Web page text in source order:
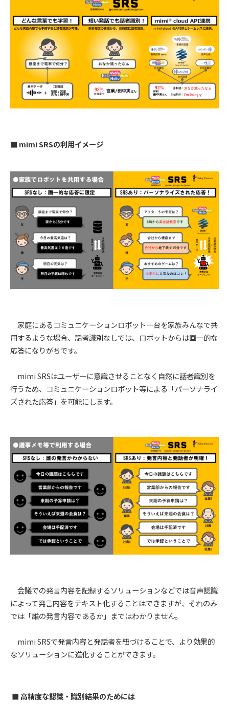
■ mimi SRSの利用イメージ
家庭にあるコミュニケーションロボット一台を家族みんなで共
用するような場合、話者識別なしでは、ロボットからは画一的な
応答になりがちです。
mimi SRSはユーザーに意識させることなく自然に話者識別を
行うため、コミュニケーションロボット等による「パーソナライ
ズされた応答」を可能にします。
会議での発言内容を記録するソリューションなどでは音声認識
によって発言内容をテキスト化することはできますが、それのみ
では「誰の発言内容であるか」まではわかりません。
mimi SRSで発言内容と発話者を紐づけることで、より効果的
なソリューションに進化することができます。
■ 高精度な認識・識別結果のためには